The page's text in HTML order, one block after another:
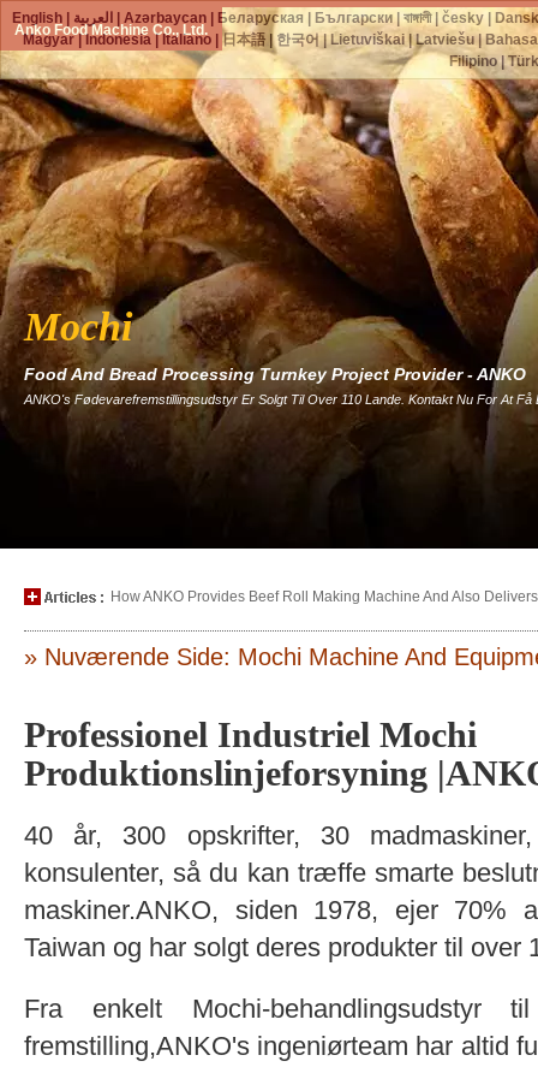
Anko Food Machine Co., Ltd.
Mochi
Food And Bread Processing Turnkey Project Provider - ANKO
ANKO's Fødevarefremstillingsudstyr Er Solgt Til Over 110 Lande. Kontakt Nu For At Få
How ANKO Provides Beef Roll Making Machine And Also
» Nuværende Side: Mochi Machine And
Professionel Industriel Mochi
Produktionslinjeforsyning
40 år, 300 opskrifter, 30
konsulenter, så du kan træffe smarte
maskiner.ANKO, siden 1978, ejer 70%
Taiwan og har solgt deres produkter til over
Fra enkelt Mochi-behandlingsudstyr
fremstilling,ANKO's ingeniørteam har altid
English العربية |Azərbaycan Беларуская Български |বাঙ্গালী|česky
Magyar|Indonesia| Italiano| 日本語|한국어|Lietuviškai|Latviešu|
Filipino|